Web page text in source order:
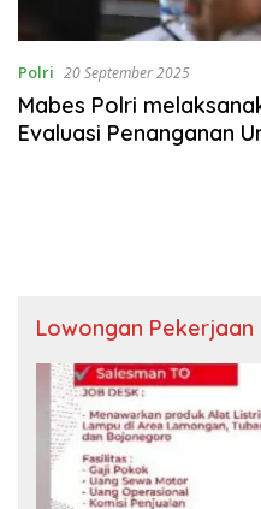
Polri 20 September 2025
Mabes Polri
Evaluasi Penanganan
Lowongan Pekerjaan